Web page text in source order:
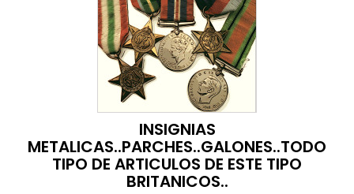
INSIGNIAS
METALICAS..PARCHES..GALONES..TODO
TIPO DE ARTICULOS DE ESTE TIPO
BRITANICOS..